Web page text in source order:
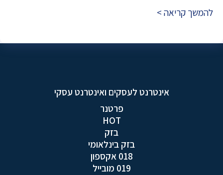
להמשך קריאה >
אינטרנט לעסקים ואינטרנט עסקי
פרטנר
HOT
בזק
בזק בינלאומי
018 אקספון
019 מובייל